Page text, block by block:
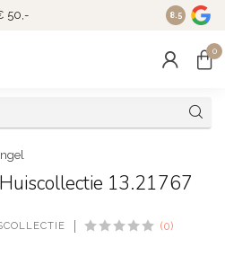
50,- Since
8.5
0
13.21767
(0)